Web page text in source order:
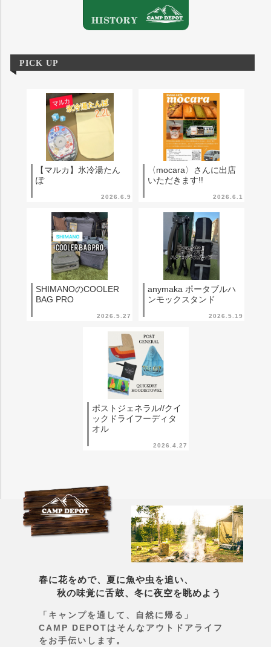
PICK UP
2026.6.9
【マルカ】氷冷湯たん
ぽ
2026.6.1
〈mocara〉さんに出店
いただきます!!
2026.5.27
SHIMANOのCOOLER
BAG PRO
2026.5.19
anymaka ポータブルハ
ンモックスタンド
2026.4.27
ポストジェネラル//クイ
ックドライフーディタ
オル
春に花をめで、夏に魚や虫を追い、
秋の味覚に舌鼓、冬に夜空を眺めよう
「キャンプを通して、自然に帰る」
CAMP DEPOTはそんなアウトドアライフ
をお手伝いします。